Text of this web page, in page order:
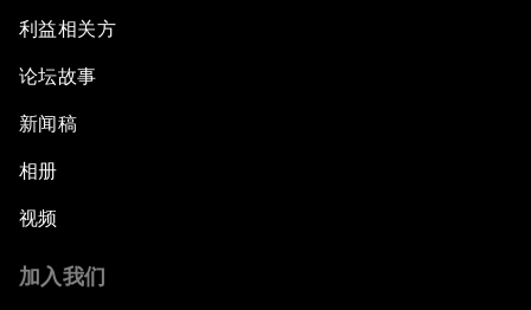
利益相关方
论坛故事
新闻稿
相册
视频
加入我们